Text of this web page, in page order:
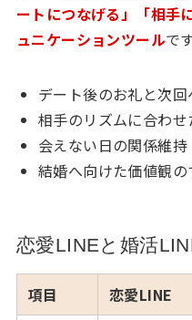
ートにつなげる」「相手
ュニケーションツールです
デート後のお礼と次回
相手のリズムに合わ
会えない日の関係維持
結婚へ向けた価値観
恋愛LINEと婚活
項目 恋愛LINE